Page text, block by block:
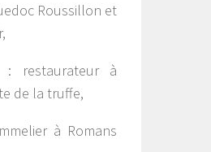
Roussillon et
: restaurateur à
de la truffe,
à Romans